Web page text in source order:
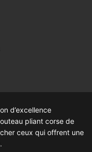
d’excellence
pliant corse de
ceux qui offrent une